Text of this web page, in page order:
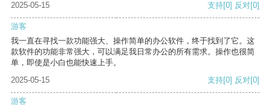
2025-05-15 支持[0] 反对[0]
游客
我一直在寻找一款功能强大、操作简单的办公软件，终于找到了它。这
款软件的功能非常强大，可以满足我日常办公的所有需求。操作也很简
单，即使是小白也能快速上手。
2025-05-15
支持[0] 反对[0]
游客